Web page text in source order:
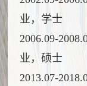
业，学士
2006.09-
业，硕士
2013.07-